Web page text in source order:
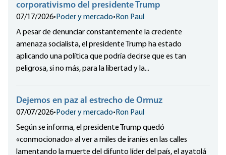
corporativismo del presidente Trump
07/17/2026• Poder y mercado• Ron Paul
A pesar de denunciar constantemente la creciente
amenaza socialista, el presidente Trump ha estado
aplicando una política que podría decirse que es tan
peligrosa, si no más, para la libertad y la...
Dejemos en paz al estrecho de Ormuz
07/07/2026• Poder y mercado• Ron Paul
Según se informa, el presidente Trump quedó
«conmocionado» al ver a miles de iraníes en las calles
lamentando la muerte del difunto líder del país, el ayatolá